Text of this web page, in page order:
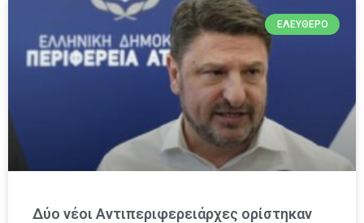
ΕΛΕΎΘΕΡΟ
Δύο νέοι Αντιπεριφερειάρχες ορίστηκαν